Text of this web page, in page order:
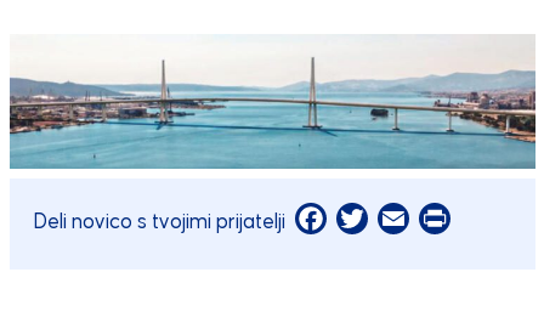
Deli novico s tvojimi prijatelji Facebook
Twitter
EmailPrint